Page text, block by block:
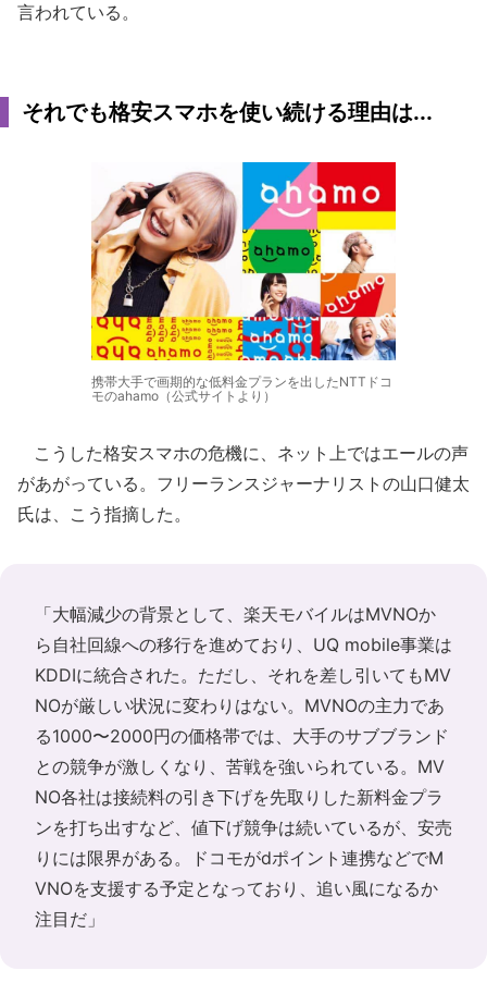
言われている。
それでも格安スマホを使い続ける理由は...
携帯大手で画期的な低料金プランを出したNTTドコ
モのahamo（公式サイトより）
こうした格安スマホの危機に、ネット上ではエールの声
があがっている。フリーランスジャーナリストの山口健太
氏は、こう指摘した。
「大幅減少の背景として、楽天モバイルはMVNOか
ら自社回線への移行を進めており、UQ mobile事業は
KDDIに統合された。ただし、それを差し引いてもMV
NOが厳しい状況に変わりはない。MVNOの主力であ
る1000〜2000円の価格帯では、大手のサブブランド
との競争が激しくなり、苦戦を強いられている。MV
NO各社は接続料の引き下げを先取りした新料金プラ
ンを打ち出すなど、値下げ競争は続いているが、安売
りには限界がある。ドコモがdポイント連携などでM
VNOを支援する予定となっており、追い風になるか
注目だ」